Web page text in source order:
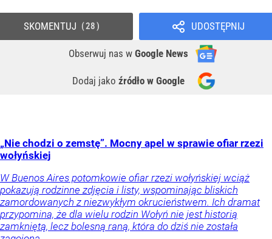
UDOSTĘPNIJ
Obserwuj nas w Google News
Dodaj jako źródło w Google
SKOMENTUJ 28
„Nie chodzi o zemstę”. Mocny apel w sprawie ofiar rzezi
wołyńskiej
W Buenos Aires potomkowie ofiar rzezi wołyńskiej wciąż
pokazują rodzinne zdjęcia i listy, wspominając bliskich
zamordowanych z niezwykłym okrucieństwem. Ich dramat
przypomina, że dla wielu rodzin Wołyń nie jest historią
zamkniętą, lecz bolesną raną, która do dziś nie została